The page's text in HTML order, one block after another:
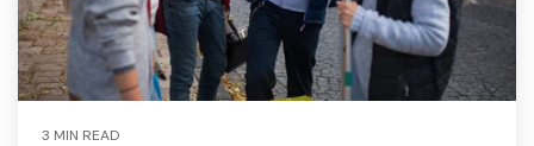
3 MIN READ